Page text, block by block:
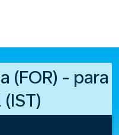
(FOR) - para